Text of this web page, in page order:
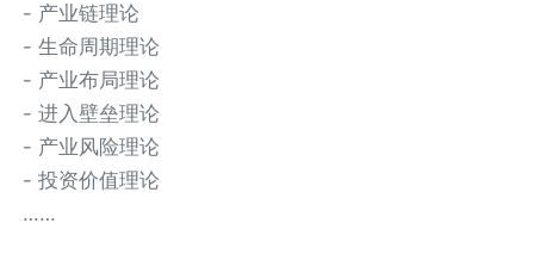
- 产业链理论
- 生命周期理论
- 产业布局理论
- 进入壁垒理论
- 产业风险理论
- 投资价值理论
……